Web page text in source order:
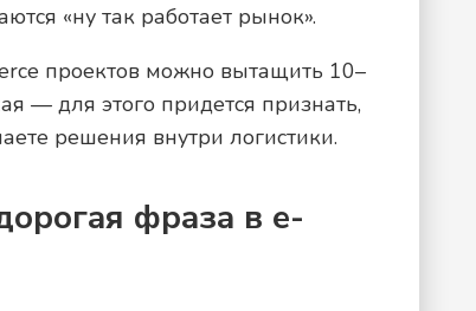
«ну так работает рынок».
проектов можно вытащить 10–
— для этого придется признать,
решения внутри логистики.
фраза в e-